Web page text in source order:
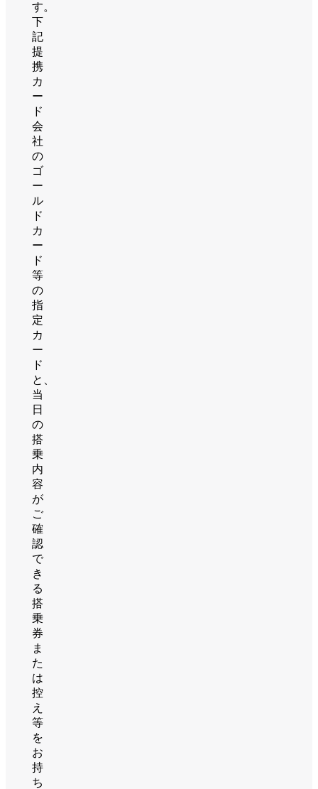
す。
下
記
提
携
カ
ー
ド
会
社
の
ゴ
ー
ル
ド
カ
ー
ド
等
の
指
定
カ
ー
ド
と、
当
日
の
搭
乗
内
容
が
ご
確
認
で
き
る
搭
乗
券
ま
た
は
控
え
等
を
お
持
ち